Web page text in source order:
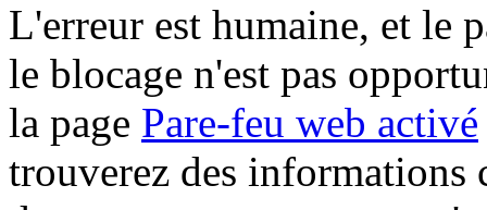
L'erreur est humaine, et le
le blocage n'est pas
la page Pare-feu web activé
trouverez des informations